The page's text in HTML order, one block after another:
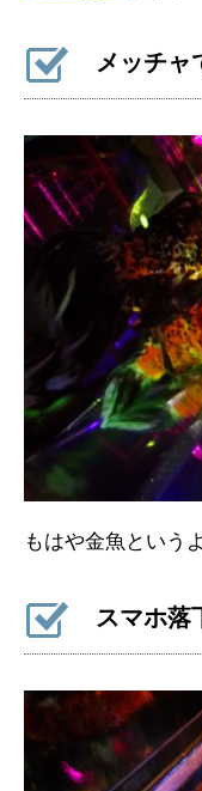
メッチャ
もはや金魚という
スマホ落